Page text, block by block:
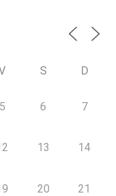
S D
5 6 7
13 14
20 21